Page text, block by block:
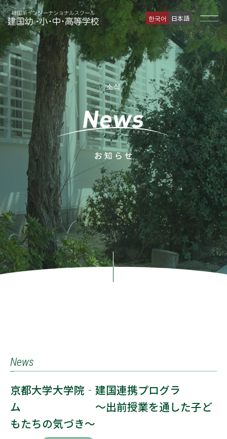
한국어 日本語
News
京都大学大学院‐建国連携プログラ
ム ～出前授業を通した子ど
もたちの気づき～